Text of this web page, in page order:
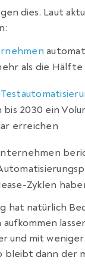
dies. Laut
als die Hälfte
2030 ein
erreichen
Zyklen
hat natürlich
und mit
bleibt dann der